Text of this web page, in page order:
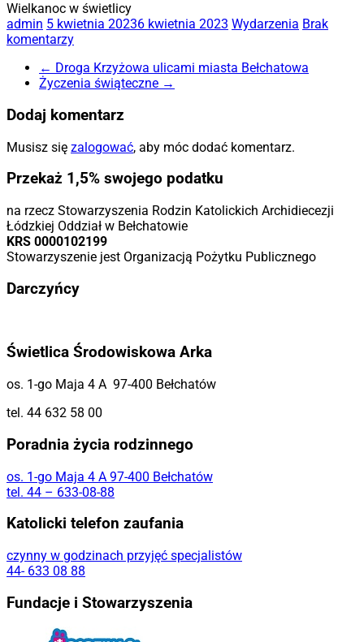
Wielkanoc w świetlicy
admin 5 kwietnia 20236 kwietnia 2023 Wydarzenia Brak
komentarzy
← Droga Krzyżowa ulicami miasta Bełchatowa
Życzenia świąteczne →
Dodaj komentarz
Musisz się zalogować, aby móc dodać komentarz.
Przekaż 1,5% swojego podatku
na rzecz Stowarzyszenia Rodzin Katolickich Archidiecezji
Łódzkiej Oddział w Bełchatowie
KRS 0000102199
Stowarzyszenie jest Organizacją Pożytku Publicznego
Darczyńcy
Świetlica Środowiskowa Arka
os. 1-go Maja 4 A 97-400 Bełchatów
tel. 44 632 58 00
Poradnia życia rodzinnego
os. 1-go Maja 4 A 97-400 Bełchatów
tel. 44 – 633-08-88
Katolicki telefon zaufania
czynny w godzinach przyjęć specjalistów
44- 633 08 88
Fundacje i Stowarzyszenia